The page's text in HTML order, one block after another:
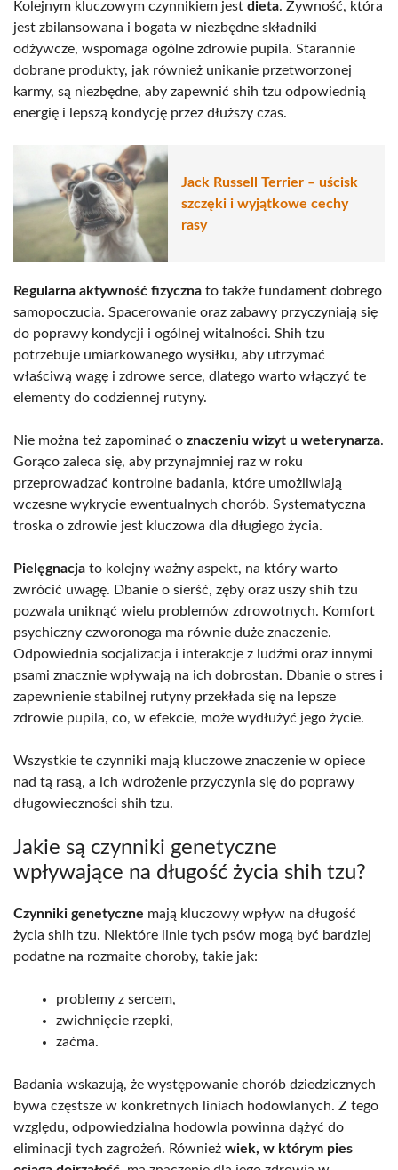
Kolejnym kluczowym czynnikiem jest dieta. Żywność, która
jest zbilansowana i bogata w niezbędne składniki
odżywcze, wspomaga ogólne zdrowie pupila. Starannie
dobrane produkty, jak również unikanie przetworzonej
karmy, są niezbędne, aby zapewnić shih tzu odpowiednią
energię i lepszą kondycję przez dłuższy czas.
Jack Russell Terrier – uścisk
szczęki i wyjątkowe cechy
rasy
Regularna aktywność fizyczna to także fundament dobrego
samopoczucia. Spacerowanie oraz zabawy przyczyniają się
do poprawy kondycji i ogólnej witalności. Shih tzu
potrzebuje umiarkowanego wysiłku, aby utrzymać
właściwą wagę i zdrowe serce, dlatego warto włączyć te
elementy do codziennej rutyny.
Nie można też zapominać o znaczeniu wizyt u weterynarza.
Gorąco zaleca się, aby przynajmniej raz w roku
przeprowadzać kontrolne badania, które umożliwiają
wczesne wykrycie ewentualnych chorób. Systematyczna
troska o zdrowie jest kluczowa dla długiego życia.
Pielęgnacja to kolejny ważny aspekt, na który warto
zwrócić uwagę. Dbanie o sierść, zęby oraz uszy shih tzu
pozwala uniknąć wielu problemów zdrowotnych. Komfort
psychiczny czworonoga ma równie duże znaczenie.
Odpowiednia socjalizacja i interakcje z ludźmi oraz innymi
psami znacznie wpływają na ich dobrostan. Dbanie o stres i
zapewnienie stabilnej rutyny przekłada się na lepsze
zdrowie pupila, co, w efekcie, może wydłużyć jego życie.
Wszystkie te czynniki mają kluczowe znaczenie w opiece
nad tą rasą, a ich wdrożenie przyczynia się do poprawy
długowieczności shih tzu.
Jakie są czynniki genetyczne
wpływające na długość życia shih tzu?
Czynniki genetyczne mają kluczowy wpływ na długość
życia shih tzu. Niektóre linie tych psów mogą być bardziej
podatne na rozmaite choroby, takie jak:
problemy z sercem,
zwichnięcie rzepki,
zaćma.
Badania wskazują, że występowanie chorób dziedzicznych
bywa częstsze w konkretnych liniach hodowlanych. Z tego
względu, odpowiedzialna hodowla powinna dążyć do
eliminacji tych zagrożeń. Również wiek, w którym pies